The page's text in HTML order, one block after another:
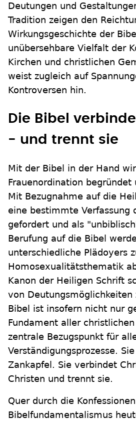
Deutungen und
Tradition zeigen den
Wirkungsgeschichte der
unübersehbare Vielfalt der
Kirchen und christlichen
weist zugleich auf
Kontroversen hin.
Die Bibel
- und trennt sie
Mit der Bibel in der Hand
Frauenordination begründet
Mit Bezugnahme auf die
eine bestimmte Verfassung
gefordert und als
Berufung auf die Bibel
unterschiedliche Plädoyers
Homosexualitätsthematik
Kanon der Heiligen Schrift
von Deutungsmöglichkeiten
Bibel ist insofern nicht nur
Fundament aller
zentrale Bezugspunkt für
Verständigungsprozesse.
Zankapfel. Sie verbindet
Christen und trennt sie.
Quer durch die
Bibelfundamentalismus